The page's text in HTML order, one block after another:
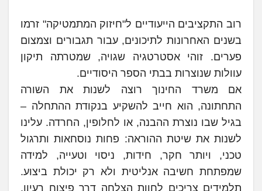
רוב התקציבים הייעודיים ל"חיזוק המתמטיקה" זרמו
בשנים האחרונות לתיכונים, עבור תגבורים וצמצום
פערים. זוהי אסטרטגיה שגויה, שמטרתה תיקון
עוולות שנוצרות בבתי הספר היסודיים.
אם משרד החינוך רוצה לשנות את השורה
התחתונה, הוא חייב להשקיע בנקודת ההתחלה –
בגיל שבו נוצרת ההבנה, או לחלופין, החרדה. עלינו
לשנות את שיטת ההוראה: פחות נוסחאות ותרגול
טכני, ויותר חקר, חידות, ניסוי וטעייה, למידה
שמפתחת חשיבה אנליטית ולא רק יכולת ביצוע.
תלמידים צריכים לחוות הצלחה דרך פיצוח רעיון,